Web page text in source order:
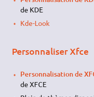
de KDE
Kde-Look
Personnaliser Xfce
Personnalisation de
de XFCE